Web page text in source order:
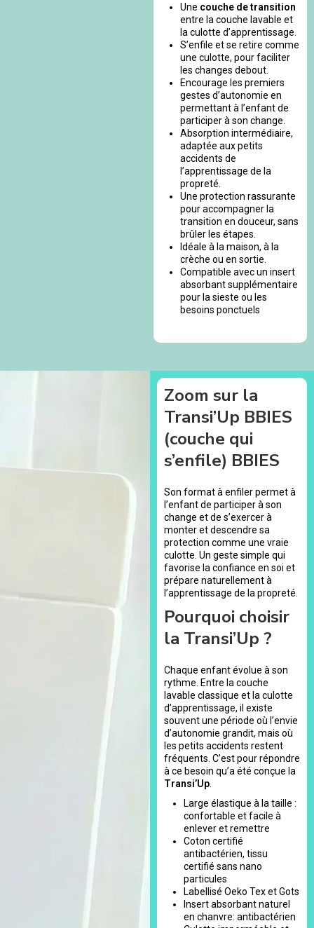
Une couche de transition
entre la couche lavable et
la culotte d’apprentissage.
S’enfile et se retire comme
une culotte, pour faciliter
les changes debout.
Encourage les premiers
gestes d’autonomie en
permettant à l’enfant de
participer à son change.
Absorption intermédiaire,
adaptée aux petits
accidents de
l’apprentissage de la
propreté.
Une protection rassurante
pour accompagner la
transition en douceur, sans
brûler les étapes.
Idéale à la maison, à la
crèche ou en sortie.
Compatible avec un insert
absorbant supplémentaire
pour la sieste ou les
besoins ponctuels
Zoom sur la
Transi’Up BBIES
(couche qui
s’enfile) BBIES
Son format à enfiler permet à
l’enfant de participer à son
change et de s’exercer à
monter et descendre sa
protection comme une vraie
culotte. Un geste simple qui
favorise la confiance en soi et
prépare naturellement à
l’apprentissage de la propreté.
Pourquoi choisir
la Transi’Up ?
Chaque enfant évolue à son
rythme. Entre la couche
lavable classique et la culotte
d’apprentissage, il existe
souvent une période où l’envie
d’autonomie grandit, mais où
les petits accidents restent
fréquents. C’est pour répondre
à ce besoin qu’a été conçue la
Transi’Up
Large élastique à la taille :
confortable et facile à
enlever et remettre
Coton certifié
antibactérien, tissu
certifié sans nano
particules
Labellisé Oeko Tex et Gots
Insert absorbant naturel
en chanvre: antibactérien